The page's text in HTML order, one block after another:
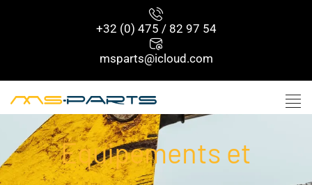
+32 (0) 475 / 82 97 54
msparts@icloud.com
Équipements et